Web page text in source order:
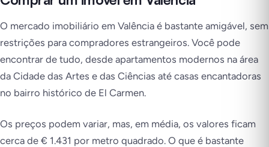
O mercado imobiliário em Valência é bastante amigável, sem
restrições para compradores estrangeiros. Você pode
encontrar de tudo, desde apartamentos modernos na área
da Cidade das Artes e das Ciências até casas encantadoras
no bairro histórico de El Carmen.
Os preços podem variar, mas, em média, os valores ficam
cerca de € 1.431 por metro quadrado. O que é bastante